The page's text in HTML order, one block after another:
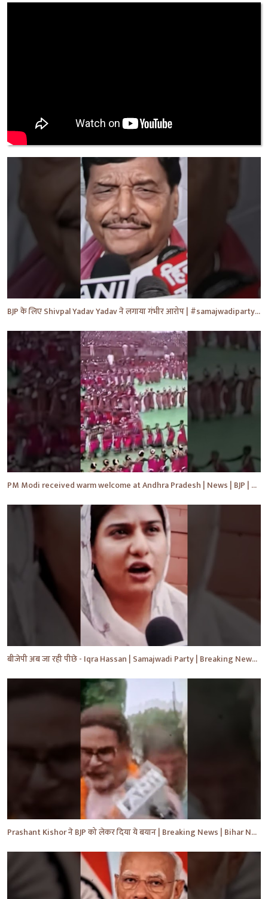
BJP के लिए Shivpal Yadav Yadav ने लगाया गंभीर आरोप | #samajwadiparty | Akhilesh Yadav | #shorts #yt
PM Modi received warm welcome at Andhra Pradesh | News | BJP | #shorts #ytshorts #news
बीजेपी अब जा रही पीछे - Iqra Hassan | Samajwadi Party | Breaking News | Akhilesh Yadav |#shorts #yt
Prashant Kishor ने BJP को लेकर दिया ये बयान | Breaking News | Bihar News | #shorts #yt #biharnews